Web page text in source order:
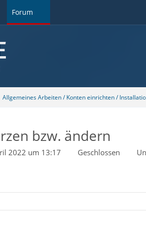
Forum
Allgemeines Arbeiten / Konten einrichten /
bzw. ändern
2022 um 13:17 Geschlossen